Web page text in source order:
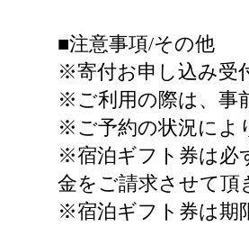
■注意事項/その他
※寄付お申し込み受
※ご利用の際は、事
※ご予約の状況によ
※宿泊ギフト券は必
金をご請求させて頂
※宿泊ギフト券は期